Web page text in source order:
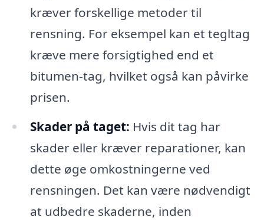
kræver forskellige metoder til
rensning. For eksempel kan et tegltag
kræve mere forsigtighed end et
bitumen-tag, hvilket også kan påvirke
prisen.
Skader på taget: Hvis dit tag har
skader eller kræver reparationer, kan
dette øge omkostningerne ved
rensningen. Det kan være nødvendigt
at udbedre skaderne, inden